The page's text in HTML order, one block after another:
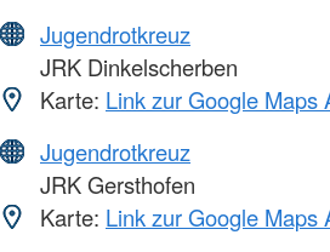
Jugendrotkreuz
JRK Dinkelscherben
Karte: Link zur Google Maps
Jugendrotkreuz
JRK Gersthofen
Karte: Link zur Google Maps